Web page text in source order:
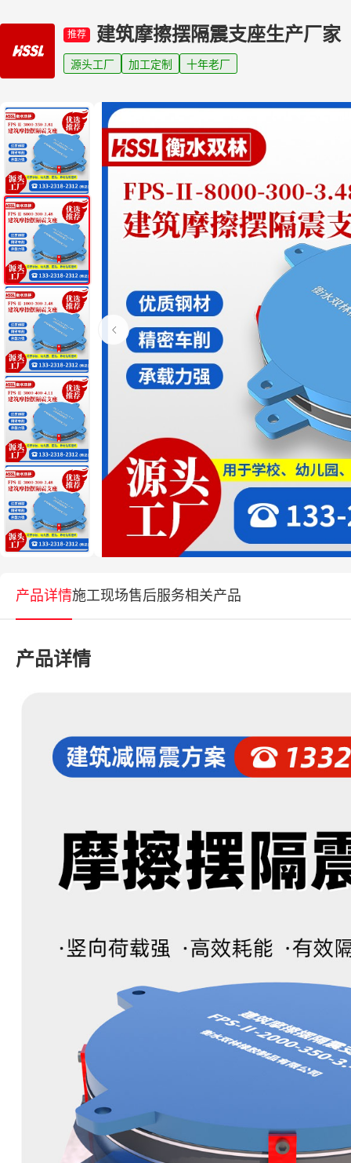
推荐 建筑摩擦摆隔震支座生产厂家
源头工厂 加工定制 十年老厂
产品详情施工现场售后服务相关产品
产品详情